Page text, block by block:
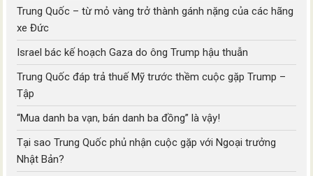
Trung Quốc – từ mỏ vàng trở thành gánh nặng của các hãng
xe Đức
Israel bác kế hoạch Gaza do ông Trump hậu thuẫn
Trung Quốc đáp trả thuế Mỹ trước thềm cuộc gặp Trump –
Tập
“Mua danh ba vạn, bán danh ba đồng” là vậy!
Tại sao Trung Quốc phủ nhận cuộc gặp với Ngoại trưởng
Nhật Bản?